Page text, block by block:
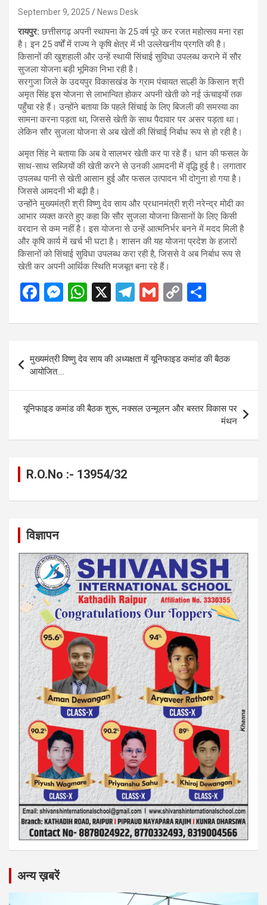
September 9, 2025 News Desk
रायपुर:छत्तीसगढ़ अपनी स्थापना के 25 वर्ष पूरे कर रजत महोत्सव मना रहा
है। इन 25 वर्षों में राज्य ने कृषि क्षेत्र में भी उल्लेखनीय प्रगति की है।
किसानों की खुशहाली और उन्हें स्थायी सिंचाई सुविधा उपलब्ध कराने में सौर
सुजला योजना बड़ी भूमिका निभा रही है।
सरगुजा जिले के उदयपुर विकासखंड के ग्राम पंचायत साल्ही के किसान श्री
अमृत सिंह इस योजना से लाभान्वित होकर अपनी खेती को नई ऊंचाइयों तक
पहुँचा रहे हैं। उन्होंने बताया कि पहले सिंचाई के लिए बिजली की समस्या का
सामना करना पड़ता था, जिससे खेती के साथ पैदावार पर असर पड़ता था।
लेकिन सौर सुजला योजना से अब खेतों की सिंचाई निर्बाध रूप से हो रही है।
अमृत सिंह ने बताया कि अब वे सालभर खेती कर पा रहे हैं। धान की फसल के
साथ-साथ सब्जियों की खेती करने से उनकी आमदनी में वृद्धि हुई है। लगातार
उपलब्ध पानी से खेती आसान हुई और फसल उत्पादन भी दोगुना हो गया है।
जिससे आमदनी भी बढ़ी है।
उन्होंने मुख्यमंत्री श्री विष्णु देव साय और प्रधानमंत्री श्री नरेन्द्र मोदी का
आभार व्यक्त करते हुए कहा कि सौर सुजला योजना किसानों के लिए किसी
वरदान से कम नहीं है। इस योजना से उन्हें आत्मनिर्भर बनने में मदद मिली है
और कृषि कार्य में खर्च भी घटा है। शासन की यह योजना प्रदेश के हजारों
किसानों को सिंचाई सुविधा उपलब्ध करा रही है, जिससे वे अब निर्बाध रूप से
खेती कर अपनी आर्थिक स्थिति मजबूत बना रहे हैं।
F
ce
b
o
o
k
M
se
n
g
er
W
at
A
p
p
X
T
e
gr
a
m
G
ail
C
py
Li
n
k
ar
e
navigation
मुख्यमंत्री विष्णु देव साय की अध्यक्षता में यूनिफाइड कमांड की बैठक
आयोजित….
यूनिफाइड कमांड की बैठक शुरू, नक्सल उन्मूलन और बस्तर विकास पर
मंथन
R.O.No :- 13954/32
विज्ञापन
अन्य ख़बरें